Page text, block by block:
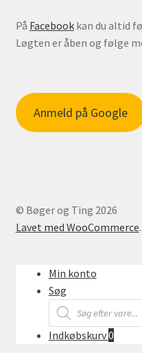
På Facebookkan du altid
Løgten er åben og følge
Anmeld på Google
© Bøger og Ting 2026
Lavet med WooCommerce.
Min konto
Søg
Products
search
Indkøbskurv0